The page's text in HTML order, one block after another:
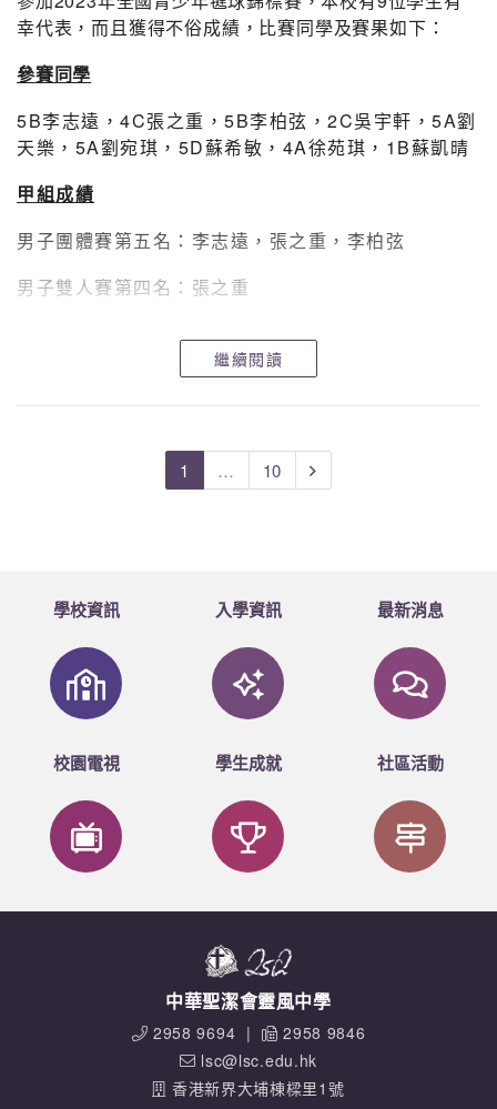
幸代表，而且獲得不俗成績，比賽同學及賽果如下：
參賽同學
5B李志遠，4C張之重，5B李柏弦，2C吳宇軒，5A劉
天樂，5A劉宛琪，5D蘇希敏，4A徐苑琪，1B蘇凱晴
甲組成績
男子團體賽第五名：李志遠，張之重，李柏弦
男子雙人賽第四名：張之重
男子單人賽第二名：李志遠
女子團體賽第五名：劉宛琪， 徐苑琪
女子雙人賽第四名：蘇希敏
乙組成績
男子團體賽第六名：吳宇軒
女子團體賽第八名：蘇凱晴
混合雙人賽第七名：吳宇軒
恭喜以上各位得同學！
繼續閱讀
1 … 10
學校資訊 入學資訊 最新消息
校園電視 學生成就 社區活動
中華聖潔會靈風中學
2958 9694 |
2958 9846
lsc@lsc.edu.hk
香港新界大埔棟樑里1號